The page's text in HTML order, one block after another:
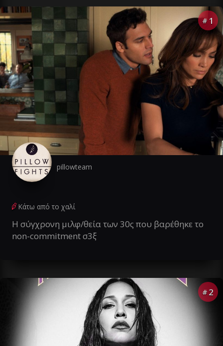
# 1
pillowteam
Κάτω από το χαλί
Η σύγχρονη μιλφ/θεία των 30ς που βαρέθηκε το
non-commitment σ3ξ
# 2